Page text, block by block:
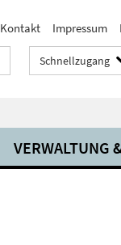
Kontakt Impressum
Schnellzugang
VERWALTUNG